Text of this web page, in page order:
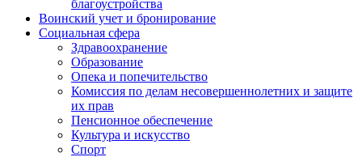
благоустройства
Воинский учет и бронирование
Социальная сфера
Здравоохранение
Образование
Опека и попечительство
Комиссия по делам несовершеннолетних и защите
их прав
Пенсионное обеспечение
Культура и искусство
Спорт